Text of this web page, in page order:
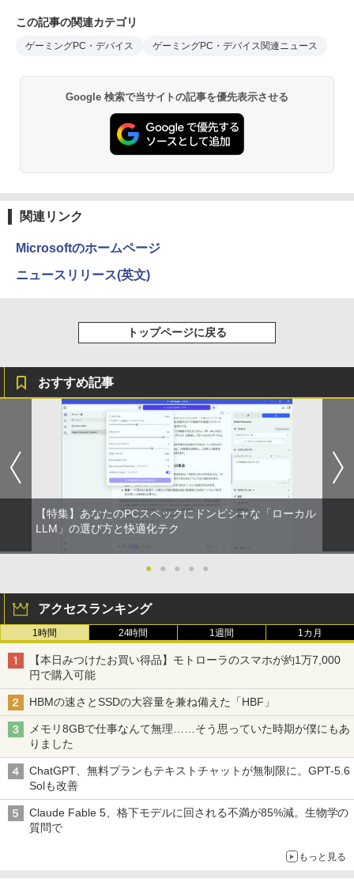
この記事の関連カテゴリ
ゲーミングPC・デバイス ゲーミングPC・デバイス関連ニュース
Google 検索で当サイトの記事を優先表示させる
関連リンク
Microsoftのホームページ
ニュースリリース(英文)
トップページに戻る
おすすめ記事
【特集】あなたのPCスペックにドンピシャな「ローカル
LLM」の選び方と快適化テク
● ● ● ● ●
アクセスランキング
1時間 24時間 1週間 1カ月
【本日みつけたお買い得品】モトローラのスマホが約1万7,000
円で購入可能
HBMの速さとSSDの大容量を兼ね備えた「HBF」
メモリ8GBで仕事なんて無理……そう思っていた時期が僕にもあ
りました
ChatGPT、無料プランもテキストチャットが無制限に。GPT-5.6
Solも改善
Claude Fable 5、格下モデルに回される不満が85%減。生物学の
質問で
もっと見る